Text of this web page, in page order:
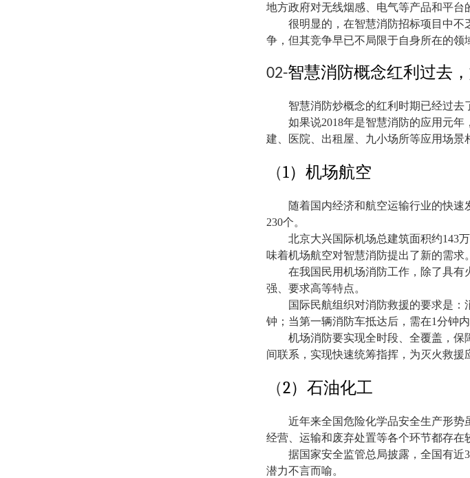
地方政府对无线烟感、电气等产品和平台
很明显的，在智慧消防招标项目中
争，但其竞争早已不局限于自身所在的领
02-智慧消防概念红利过去
智慧消防炒概念的红利时期已经过去
如果说2018年是智慧消防的应用元年
建、医院、出租屋、九小场所等应用场景
（1）机场航空
随着国内经济和航空运输行业的快速
230个。
北京大兴国际机场总建筑面积约143万
味着机场航空对智慧消防提出了新的需求。
在我国民用机场消防工作，除了具
强、要求高等特点。
国际民航组织对消防救援的要求是：
钟；当第一辆消防车抵达后，需在1分钟
机场消防要实现全时段、全覆盖，保
间联系，实现快速统筹指挥，为灭火救援
（2）石油化工
近年来全国危险化学品安全生产形势
经营、运输和废弃处置等各个环节都存在
据国家安全监管总局披露，全国有近
潜力不言而喻。